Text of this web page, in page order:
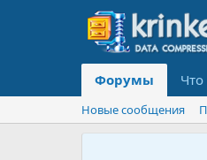
Форумы Что
Новые сообщения